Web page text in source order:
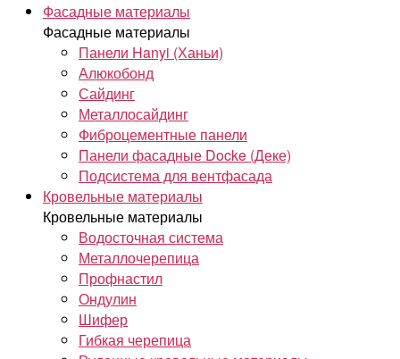
Фасадные материалы
Фасадные материалы
Панели Hanyi (Ханьи)
Алюкобонд
Сайдинг
Металлосайдинг
Фиброцементные панели
Панели фасадные Docke (Деке)
Подсистема для вентфасада
Кровельные материалы
Кровельные материалы
Водосточная система
Металлочерепица
Профнастил
Ондулин
Шифер
Гибкая черепица